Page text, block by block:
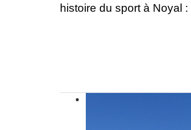
histoire du sport à Noyal :